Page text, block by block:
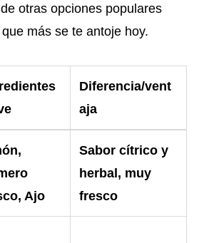
otras opciones populares
más se te antoje hoy.
Diferencia/vent
aja
Ajo
Sabor cítrico y
herbal, muy
fresco